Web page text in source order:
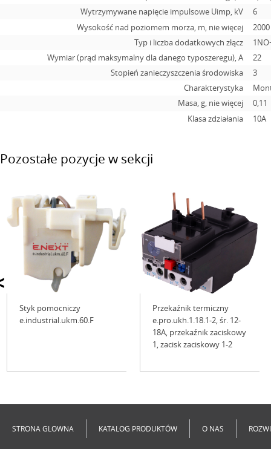
Wytrzymywane napięcie impulsowe Uimp, kV
6
Wysokość nad poziomem morza, m, nie więcej
2000
Typ i liczba dodatkowych złącz
Wymiar (prąd maksymalny dla danego typoszeregu), A
22
Stopień zanieczyszczenia środowiska
3
Charakterystyka
Masa, g, nie więcej
0,11
Klasa zdziałania
10А
Pozostałe pozycje w sekcji
Styk pomocniczy
e.industrial.ukm.60.F
Przekaźnik termiczny
e.pro.ukh.1.18.1-2, śr. 12-
18A, przekaźnik zaciskowy
1, zacisk zaciskowy 1-2
STRONA GLOWNA KATALOG PRODUKTÓW O NAS